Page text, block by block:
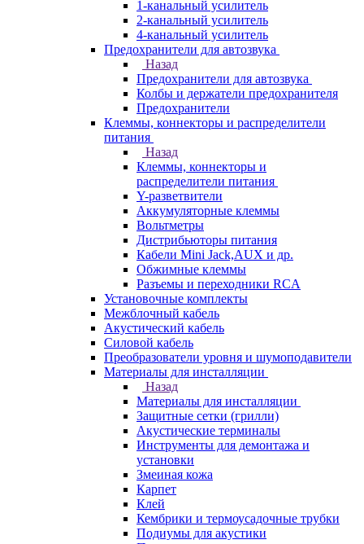
1-канальный усилитель
2-канальный усилитель
4-канальный усилитель
Предохранители для автозвука
Назад
Предохранители для автозвука
Колбы и держатели предохранителя
Предохранители
Клеммы, коннекторы и распределители
питания
Назад
Клеммы, коннекторы и
распределители питания
Y-разветвители
Аккумуляторные клеммы
Вольтметры
Дистрибьюторы питания
Кабели Mini Jack,AUX и др.
Обжимные клеммы
Разъемы и переходники RCA
Установочные комплекты
Межблочный кабель
Акустический кабель
Силовой кабель
Преобразователи уровня и шумоподавители
Материалы для инсталляции
Назад
Материалы для инсталляции
Защитные сетки (грилли)
Акустические терминалы
Инструменты для демонтажа и
установки
Змеиная кожа
Карпет
Клей
Кембрики и термоусадочные трубки
Подиумы для акустики